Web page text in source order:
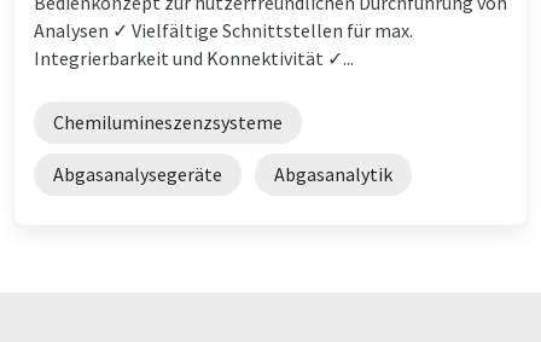
Analysen ✓ Vielfältige Schnittstellen für max.
Integrierbarkeit und Konnektivität ✓...
Chemilumineszenzsysteme
Abgasanalysegeräte Abgasanalytik